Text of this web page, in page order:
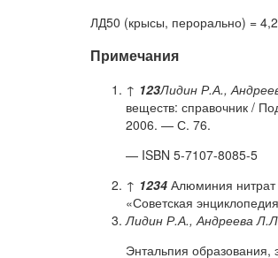
ЛД50 (крысы, перорально) =
Примечания
↑ 123Лидин Р.А.,
веществ: справочник /
2006. — С. 76.
— ISBN 5-7107-8085-5
↑ 1234 Алюминия
«Советская
Лидин Р.А., Андреева
Энтальпия образования,